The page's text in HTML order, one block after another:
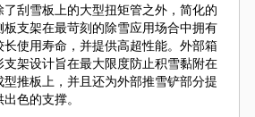
了刮雪板上的大型扭矩管之外，简化的
板支架在最苛刻的除雪应用场合中拥有
长使用寿命，并提供高超性能。外部箱
支架设计旨在最大限度防止积雪黏附在
型推板上，并且还为外部推雪铲部分提
出色的支撑。